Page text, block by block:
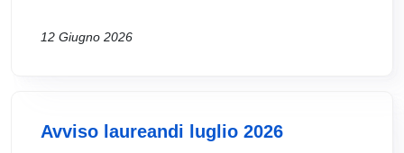
12 Giugno 2026
Avviso laureandi luglio 2026